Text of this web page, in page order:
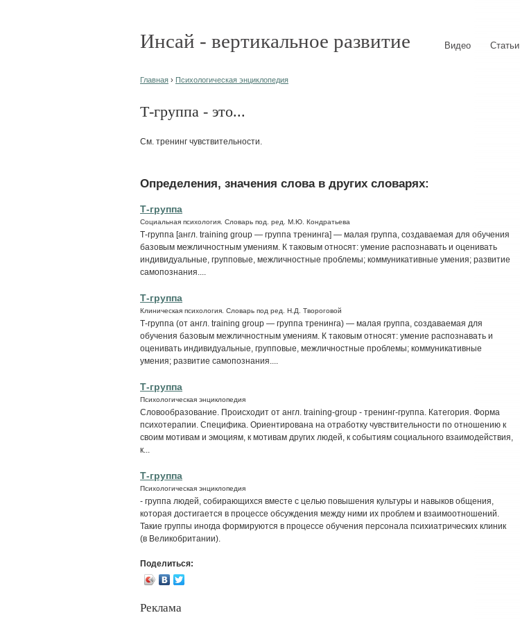
Инсай - вертикальное развитие Видео Статьи
Главная › Психологическая энциклопедия
Т-группа - это...
См. тренинг чувствительности.
Определения, значения слова в других словарях:
Т-группа
Социальная психология. Словарь под. ред. М.Ю. Кондратьева
Т-группа [англ. training group — группа тренинга] — малая группа, создаваемая для обучения
базовым межличностным умениям. К таковым относят: умение распознавать и оценивать
индивидуальные, групповые, межличностные проблемы; коммуникативные умения; развитие
самопознания....
Т-группа
Клиническая психология. Словарь под ред. Н.Д. Твороговой
Т-группа (от англ. training group — группа тренинга) — малая группа, создаваемая для
обучения базовым межличностным умениям. К таковым относят: умение распознавать и
оценивать индивидуальные, групповые, межличностные проблемы; коммуникативные
умения; развитие самопознания....
Т-группа
Психологическая энциклопедия
Словообразование. Происходит от англ. training-group - тренинг-группа. Категория. Форма
психотерапии. Специфика. Ориентирована на отработку чувствительности по отношению к
своим мотивам и эмоциям, к мотивам других людей, к событиям социального взаимодействия,
к...
Т-группа
Психологическая энциклопедия
- группа людей, собирающихся вместе с целью повышения культуры и навыков общения,
которая достигается в процессе обсуждения между ними их проблем и взаимоотношений.
Такие группы иногда формируются в процессе обучения персонала психиатрических клиник
(в Великобритании).
Поделиться:
Реклама